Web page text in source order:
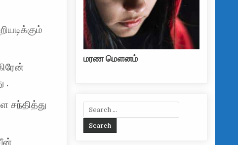
.
சந்தித்து
மரண மௌனம்
Search for: